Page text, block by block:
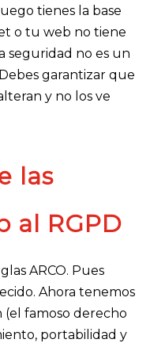
tienes la base
o tu web no tiene
seguridad no es un
garantizar que
y no los ve
las
al RGPD
ARCO. Pues
Ahora tenemos
(el famoso derecho
portabilidad y